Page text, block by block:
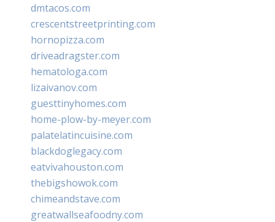
dmtacos.com
crescentstreetprinting.com
hornopizza.com
driveadragster.com
hematologa.com
lizaivanov.com
guesttinyhomes.com
home-plow-by-meyer.com
palatelatincuisine.com
blackdoglegacy.com
eatvivahouston.com
thebigshowok.com
chimeandstave.com
greatwallseafoodny.com